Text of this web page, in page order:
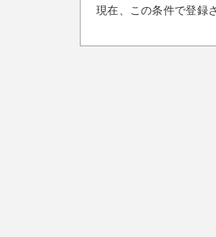
現在、この条件で登録